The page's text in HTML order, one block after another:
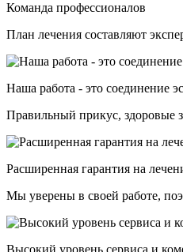
Команда профессионалов
План лечения составляют
Наша работа - это соединение
Правильный прикус, здоровые
Расширенная гарантия на
Мы уверены в своей работе,